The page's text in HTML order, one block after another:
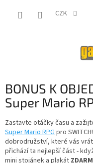
CZK
BONUS K
Super Mario
Zastavte otáčky času a
Super Mario RPG pro
dobrodružství, které vás
přichází ta nejlepší část -
mini stojánek a plakát